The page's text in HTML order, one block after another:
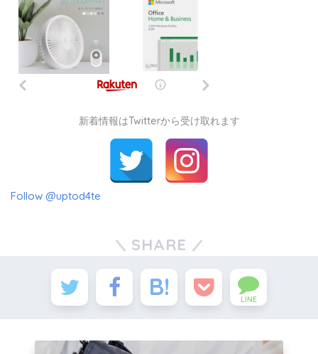
新着情報はTwitterから受け取れます
Follow @uptod4te
SHARE
LINE